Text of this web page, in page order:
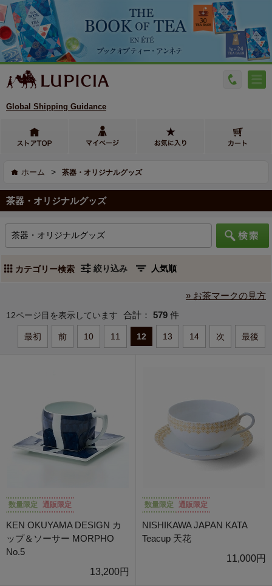
Global Shipping Guidance
ホーム > 茶器・オリジナルグッズ
茶器・オリジナルグッズ
カテゴリー検索 絞り込み
» お茶マークの見方
12ページ目を表示しています 合計： 579 件
最初 前 10 11 12 13 14 次 最後
数量限定 通販限定
KEN OKUYAMA DESIGN カ
ップ＆ソーサー MORPHO
No.5
13,200円
数量限定 通販限定
NISHIKAWA JAPAN KATA
Teacup 天花
11,000円